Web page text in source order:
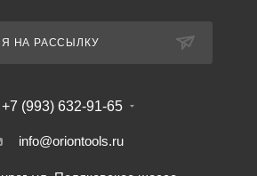
НА РАССЫЛКУ
+7 (993) 632-91-65
info@oriontools.ru